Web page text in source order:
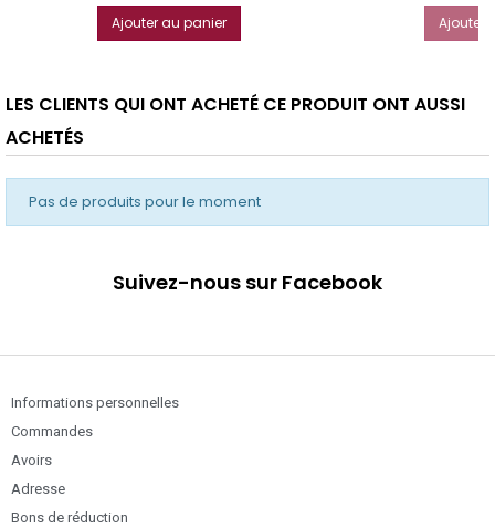
Ajouter au panier Ajouter
LES CLIENTS QUI ONT ACHETÉ CE PRODUIT ONT AUSSI
ACHETÉS
Pas de produits pour le moment
Suivez-nous sur Facebook
Informations personnelles
Commandes
Avoirs
Adresse
Bons de réduction